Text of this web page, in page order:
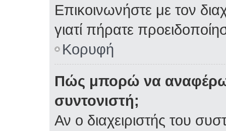
Επικοινωνήστε με τον
γιατί πήρατε
Κορυφή
Πώς μπορώ να αναφέρω
συντονιστή;
Αν ο διαχειριστής του